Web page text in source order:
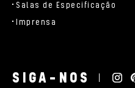
Salas de Especificação
Imprensa
SIGA-NOS